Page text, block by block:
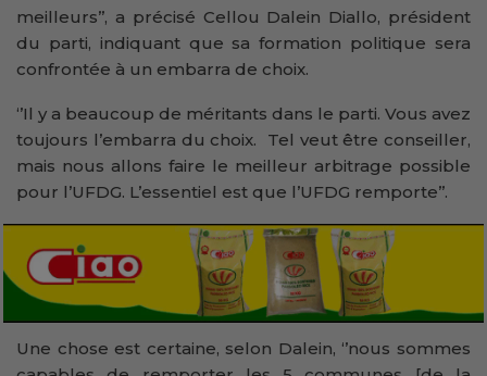
meilleurs’’, a précisé Cellou Dalein Diallo, président
du parti, indiquant que sa formation politique sera
confrontée à un embarra de choix.
‘’Il y a beaucoup de méritants dans le parti. Vous avez
toujours l’embarra du choix. Tel veut être conseiller,
mais nous allons faire le meilleur arbitrage possible
pour l’UFDG. L’essentiel est que l’UFDG remporte’’.
Une chose est certaine, selon Dalein, ‘’nous sommes